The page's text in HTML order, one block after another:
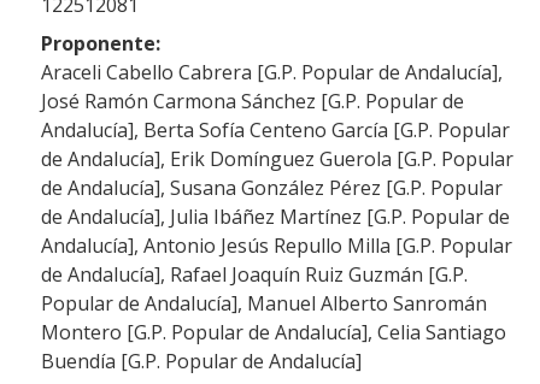
Proponente:
Araceli Cabello Cabrera [G.P. Popular de Andalucía],
José Ramón Carmona Sánchez [G.P. Popular de
Andalucía], Berta Sofía Centeno García [G.P. Popular
de Andalucía], Erik Domínguez Guerola [G.P. Popular
de Andalucía], Susana González Pérez [G.P. Popular
de Andalucía], Julia Ibáñez Martínez [G.P. Popular de
Andalucía], Antonio Jesús Repullo Milla [G.P. Popular
de Andalucía], Rafael Joaquín Ruiz Guzmán [G.P.
Popular de Andalucía], Manuel Alberto Sanromán
Montero [G.P. Popular de Andalucía], Celia Santiago
Buendía [G.P. Popular de Andalucía]